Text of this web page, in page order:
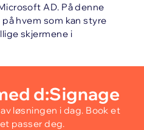
AD. På denne
hvem som kan styre
skjermene i
d:Signage
løsningen i dag. Book et
passer deg.